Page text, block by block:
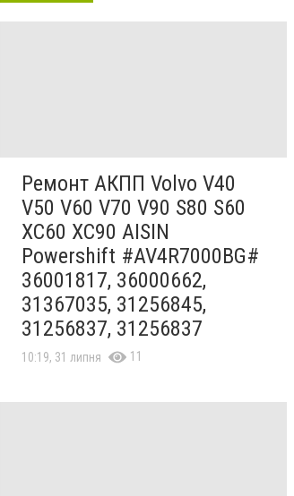
Ремонт АКПП Volvo V40
V50 V60 V70 V90 S80 S60
XC60 XC90 AISIN
Powershift #AV4R7000BG#
36001817, 36000662,
31367035, 31256845,
31256837, 31256837
10:19, 31 липня 11